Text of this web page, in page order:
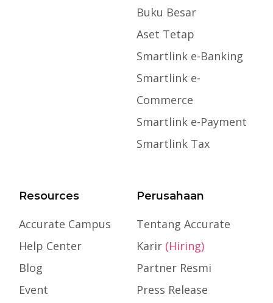
Buku Besar
Aset Tetap
Smartlink e-Banking
Smartlink e-
Commerce
Smartlink e-Payment
Smartlink Tax
Resources
Accurate Campus
Help Center
Blog
Event
Perusahaan
Tentang Accurate
Karir (Hiring)
Partner Resmi
Press Release